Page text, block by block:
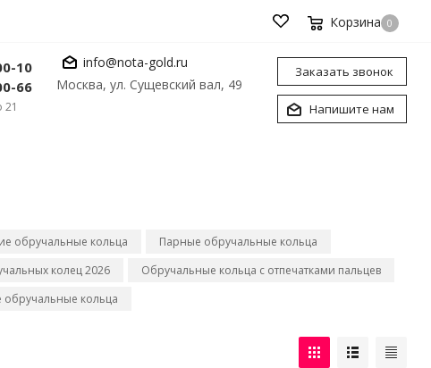
Корзина 0
10
66
21
info@nota-gold.ru
Москва, ул. Сущевский вал, 49
Заказать звонок
Напишите нам
обручальные кольца
Парные обручальные кольца
колец 2026
Обручальные кольца с отпечатками пальцев
обручальные кольца